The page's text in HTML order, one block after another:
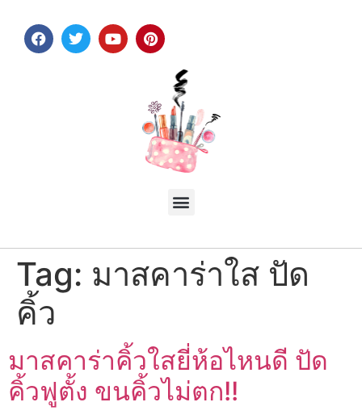
Tag: มาสคาร่าใส ปัด
คิ้ว
มาสคาร่าคิ้วใสยี่ห้อไหนดี ปัด
คิ้วฟูตั้ง ขนคิ้วไม่ตก!!